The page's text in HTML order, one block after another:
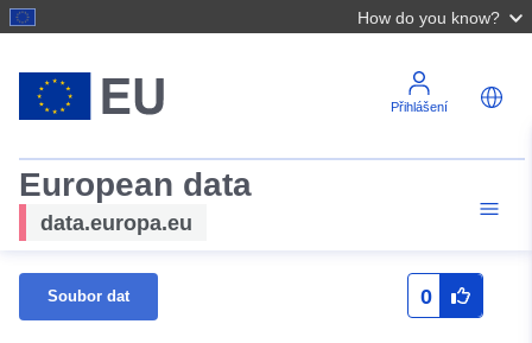
How do you know?
Přihlášení
European data
data.europa.eu
Soubor dat 0